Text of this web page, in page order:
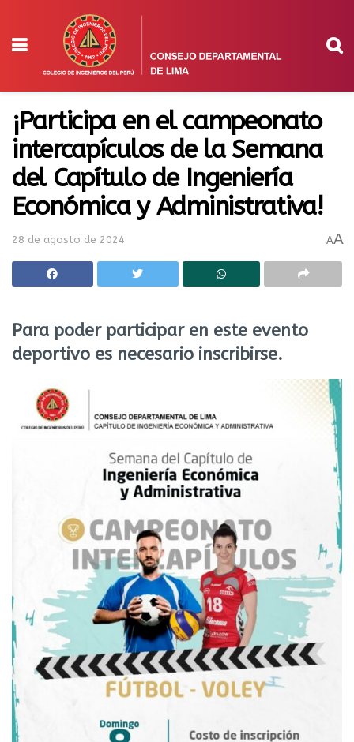
¡Participa en el campeonato
intercapículos de la Semana
del Capítulo de Ingeniería
Económica y Administrativa!
28 de agosto de 2024 AA
Para poder participar en este evento
deportivo es necesario inscribirse.